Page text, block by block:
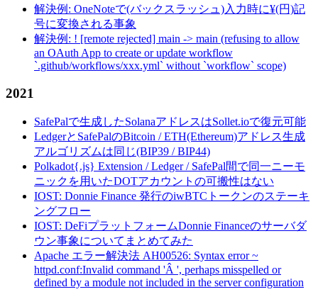
解決例: OneNoteで(バックスラッシュ)入力時に¥(円)記
号に変換される事象
解決例: ! [remote rejected] main -> main (refusing to allow
an OAuth App to create or update workflow
`.github/workflows/xxx.yml` without `workflow` scope)
2021
SafePalで生成したSolanaアドレスはSollet.ioで復元可能
LedgerとSafePalのBitcoin / ETH(Ethereum)アドレス生成
アルゴリズムは同じ(BIP39 / BIP44)
Polkadot{.js} Extension / Ledger / SafePal間で同一ニーモ
ニックを用いたDOTアカウントの可搬性はない
IOST: Donnie Finance 発行のiwBTCトークンのステーキ
ングフロー
IOST: DeFiプラットフォームDonnie Financeのサーバダ
ウン事象についてまとめてみた
Apache エラー解決法 AH00526: Syntax error ~
httpd.conf:Invalid command 'Â ', perhaps misspelled or
defined by a module not included in the server configuration